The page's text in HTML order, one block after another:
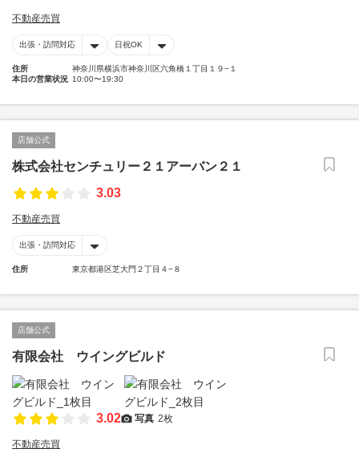
不動産売買
出張・訪問対応 日祝OK
住所
神奈川県横浜市神奈川区六角橋１丁目１９−１
本日の営業状況 10:00〜19:30
店舗公式
株式会社センチュリー２１アーバン２１
3.03
不動産売買
出張・訪問対応
住所 東京都港区芝大門２丁目４−８
店舗公式
有限会社 ウイングビルド
3.02 写真 2枚
不動産売買